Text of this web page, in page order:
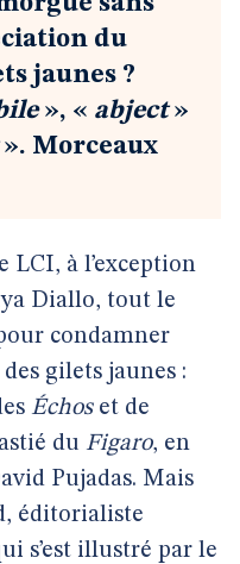
du
jaunes ?
», « abject»
Morceaux
LCI, à l’exception
Diallo, tout le
condamner
gilets jaunes :
Échoset de
du Figaro, en
Pujadas. Mais
éditorialiste
s’est illustré par le